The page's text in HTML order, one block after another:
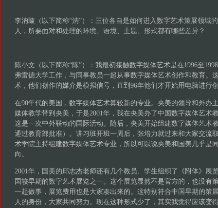
李汭璇（以下简称“汭”）：三位各自是如何进入数字艺术策展领域
人，所要面对和处理的环境、语境、主题、形式都有哪些差异？
陈小文（以下简称“陈”）：我最初接触数字媒体艺术是在1996至
弗雷德大学工作，与同事教员一起从事数字媒体艺术创作和教育。
术，他们创作的媒介是模拟信号，直到96年他们才开始用电脑进行
在90年代的美国，数字媒体艺术算较新的专业。央美的领导和外办
媒体教学带到央美，于是2001年，我在央美办了中国数字媒体艺术
这是一次中外联动的国际活动。随后，央美开始组建数字媒体艺术
通过教育部批准）。讲习班开班一周后，张培力就过来和大家交流
术学院主持组建数字媒体艺术专业，所以可以说央美和国美几乎是
向。
2001年，国美的邱志杰老师还有几个教员、学生组织了《附体》展
国较早期的数字艺术展览之一。这个展览显然不是官方的，也没有
一起做事，展览费用也是大家凑出来的。这特别符合中国早期的策
人的身份，大家共同努力。现在这种形式少了，其实我觉得应该变